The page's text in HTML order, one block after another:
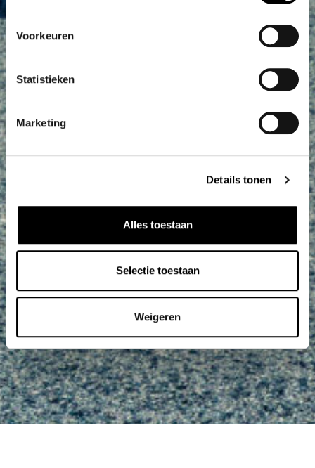
Voorkeuren
Statistieken
Marketing
Details tonen
Alles toestaan
Selectie toestaan
Weigeren